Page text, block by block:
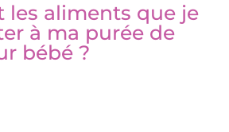
les aliments que je
à ma purée de
bébé ?